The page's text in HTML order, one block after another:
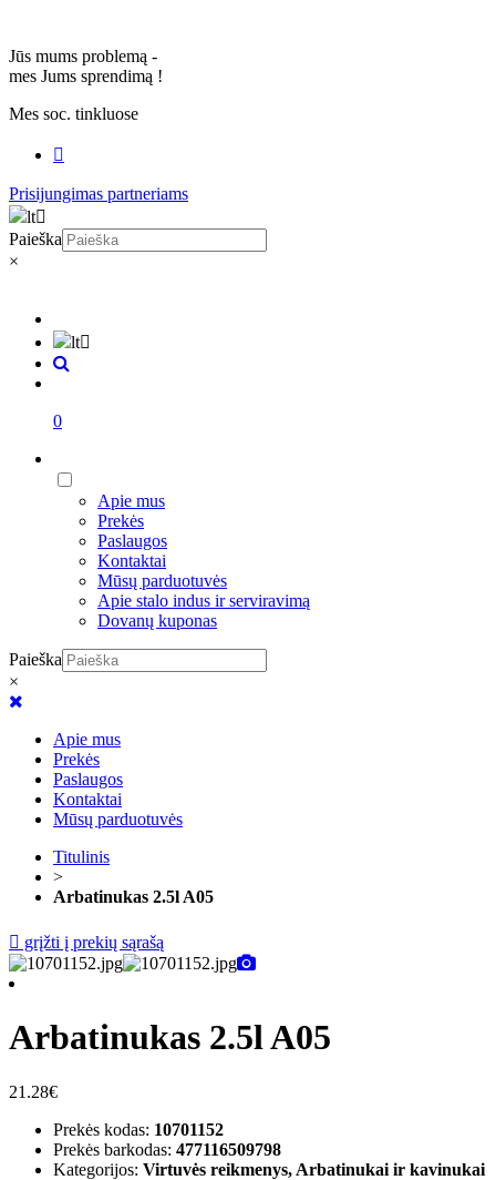
Jūs mums problemą -
mes Jums sprendimą !
Mes soc. tinkluose
Prisijungimas partneriams
lt
Paieška
×
lt
0
Apie mus
Prekės
Paslaugos
Kontaktai
Mūsų parduotuvės
Apie stalo indus ir serviravimą
Dovanų kuponas
Paieška
×
Apie mus
Prekės
Paslaugos
Kontaktai
Mūsų parduotuvės
Titulinis
>
Arbatinukas 2.5l A05
grįžti į prekių sąrašą
Arbatinukas 2.5l A05
21.28€
Prekės kodas: 10701152
Prekės barkodas: 477116509798
Kategorijos: Virtuvės reikmenys, Arbatinukai ir kavinukai